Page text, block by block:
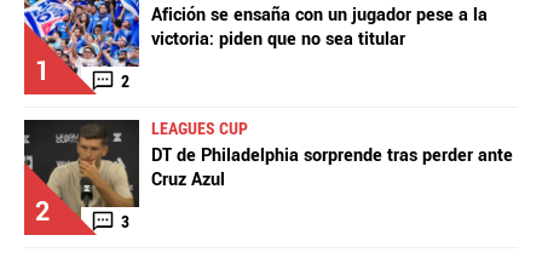
1 2
Afición se ensaña con un jugador pese a la
victoria: piden que no sea titular
2 3
LEAGUES CUP
DT de Philadelphia sorprende tras perder ante
Cruz Azul